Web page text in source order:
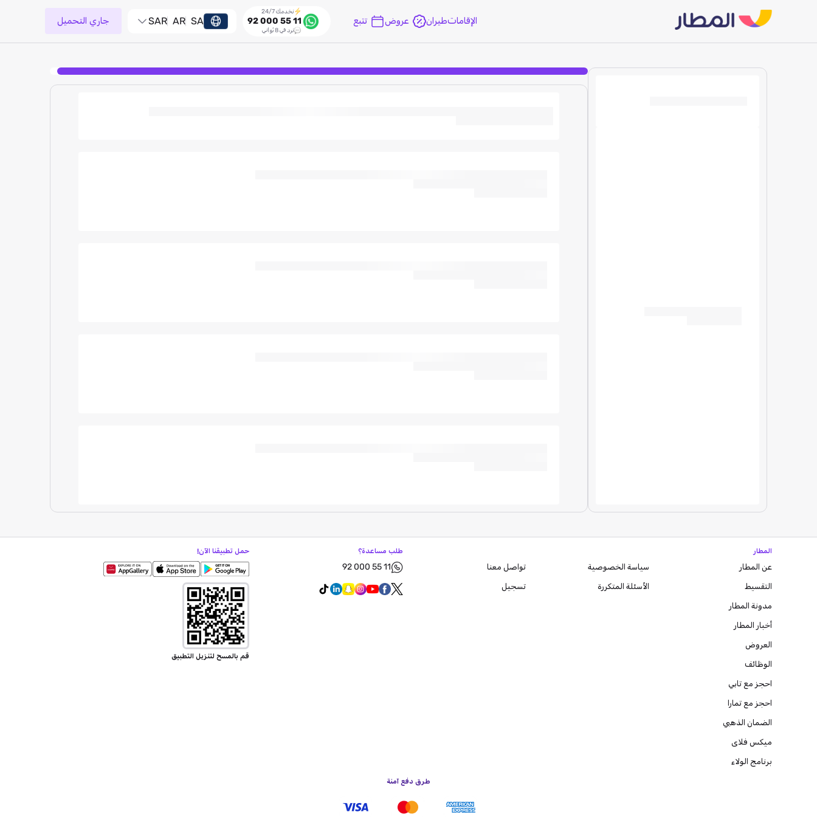
الإقاماتطيران عروض تتبع
نخدمك 24/7
92 000 55 11
نرد في 8 ثواني
SA
AR
SAR جاري التحميل
المطار
عن المطار
التقسيط
مدونة المطار
أخبار المطار
العروض
الوظائف
احجز مع تابي
احجز مع تمارا
الضمان الذهبي
ميكس فلاى
برنامج الولاء
سياسة الخصوصية
الأسئلة المتكررة
تواصل معنا
تسجيل
طلب مساعدة؟
92 000 55 11
حمل تطبيقنا الآن!
قم بالمسح لتنزيل التطبيق
طرق دفع آمنة